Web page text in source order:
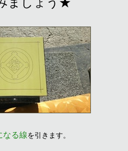
なる線を引きます。